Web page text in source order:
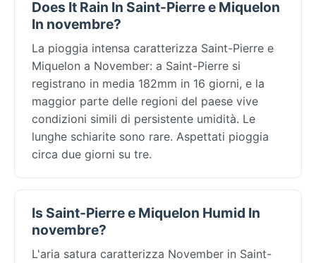
Does It Rain In Saint-Pierre e Miquelon
In novembre?
La pioggia intensa caratterizza Saint-Pierre e
Miquelon a November: a Saint-Pierre si
registrano in media 182mm in 16 giorni, e la
maggior parte delle regioni del paese vive
condizioni simili di persistente umidità. Le
lunghe schiarite sono rare. Aspettati pioggia
circa due giorni su tre.
Is Saint-Pierre e Miquelon Humid In
novembre?
L'aria satura caratterizza November in Saint-